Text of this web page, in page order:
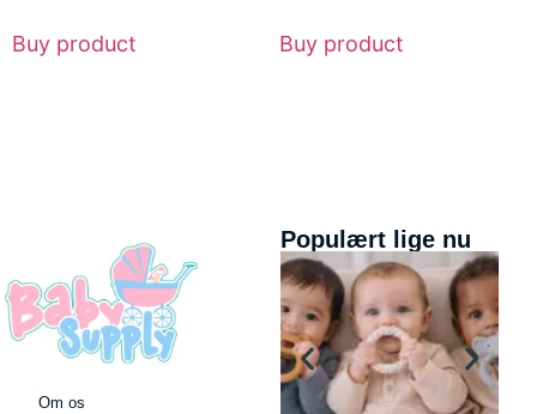
Buy product Buy product
Om os
Populært lige nu